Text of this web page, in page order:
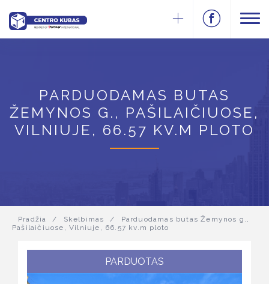
PARDUODAMAS BUTAS
ŽEMYNOS G., PAŠILAIČIUOSE,
VILNIUJE, 66.57 KV.M PLOTO
Pradžia / Skelbimas /
Parduodamas butas Žemynos g.,
Pašilaičiuose, Vilniuje, 66.57 kv.m ploto
PARDUOTAS